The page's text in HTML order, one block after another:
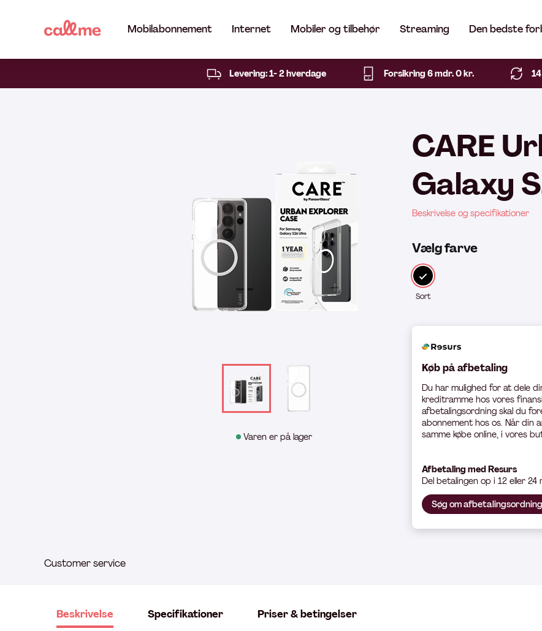
Mobilabonnement Internet Mobiler og tilbehør Streaming Den bedste
Levering: 1- 2 hverdage Forsikring 6 mdr. 0 kr.
Varen er på lager
CARE
Galaxy
Beskrivelse og specifikationer
Vælg farve
Sort
Køb på afbetaling
Du har mulighed for at dele
kreditramme hos vores
afbetalingsordning skal du
abonnement hos os. Når din
samme købe online, i vores
Afbetaling med Resurs
Del betalingen op i 12 eller
Søg om
Customer service
Beskrivelse Specifikationer Priser & betingelser